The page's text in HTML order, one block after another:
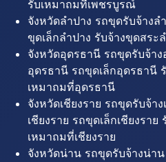
รับเหมาถมที่เพชรบูรณ์
จังหวัดลำปาง รถขุดรับจ้างล
ขุดเล็กลำปาง รับจ้างขุดสระ
จังหวัดอุดรธานี รถขุดรับจ้า
อุดรธานี รถขุดเล็กอุดรธานี
เหมาถมที่อุดรธานี
จังหวัดเชียงราย รถขุดรับจ้า
เชียงราย รถขุดเล็กเชียงราย
เหมาถมที่เชียงราย
จังหวัดน่าน รถขุดรับจ้างน่า